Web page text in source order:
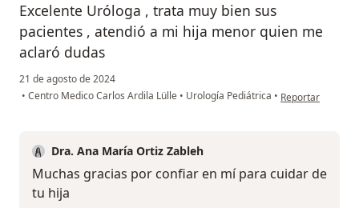
Excelente Uróloga , trata muy bien sus
pacientes , atendió a mi hija menor quien me
aclaró dudas
21 de agosto de 2024
• Centro Medico Carlos Ardila Lülle • Urología Pediátrica • en opinión del
Reportar
Dra. Ana María Ortiz Zableh
Muchas gracias por confiar en mí para cuidar de
tu hija